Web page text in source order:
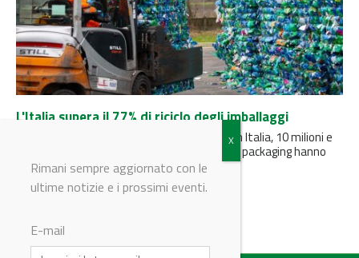
L'Italia supera il 77% di riciclo degli imballaggi
La Relazione generale CONAI annuncia che, in Italia, 10 milioni e
970mila tonnellate di materiali derivanti dal packaging hanno
trovato...
Rimani sempre aggiornato con le
ultime notizie e i prossimi eventi.
E-mail